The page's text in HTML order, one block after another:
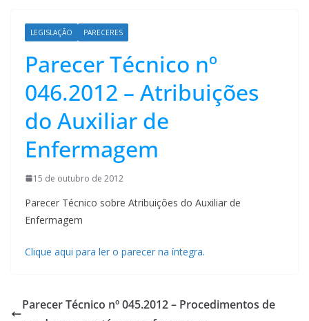
LEGISLAÇÃO PARECERES
Parecer Técnico nº
046.2012 – Atribuições
do Auxiliar de
Enfermagem
15 de outubro de 2012
Parecer Técnico sobre Atribuições do Auxiliar de
Enfermagem
Clique aqui para ler o parecer na íntegra.
Parecer Técnico nº 045.2012 – Procedimentos de